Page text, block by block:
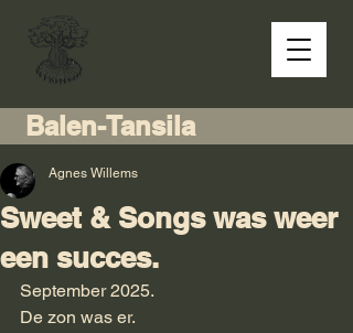
Balen-Tansila
Sweet & Songs was weer
een succes.
Agnes Willems
September 2025.
De zon was er.